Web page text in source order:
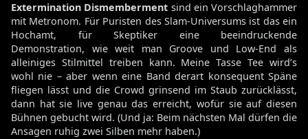
Extermination Dismemberment sind ein Vorschlaghammer
mit Metronom. Für Puristen des Slam-Universums ist das ein
Hochamt, für Skeptiker eine beeindruckende
Demonstration, wie weit man Groove und Low-End als
alleiniges Stilmittel treiben kann. Meine Tasse Tee wird’s
wohl nie – aber wenn eine Band derart konsequent Späne
fliegen lässt und die Crowd grinsend im Staub zurücklässt,
dann hat sie live genau das erreicht, wofür sie auf diesen
Bühnen gebucht wird. (Und ja: Beim nächsten Mal dürfen die
Ansagen ruhig zwei Silben mehr haben.)